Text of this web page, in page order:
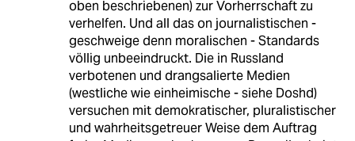
oben beschriebenen) zur Vorherrschaft zu
verhelfen. Und all das on journalistischen -
geschweige denn moralischen - Standards
völlig unbeeindruckt. Die in Russland
verbotenen und drangsalierte Medien
(westliche wie einheimische - siehe Doshd)
versuchen mit demokratischer, pluralistischer
und wahrheitsgetreuer Weise dem Auftrag